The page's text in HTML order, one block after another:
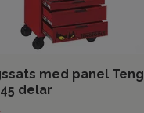
med panel Teng
delar